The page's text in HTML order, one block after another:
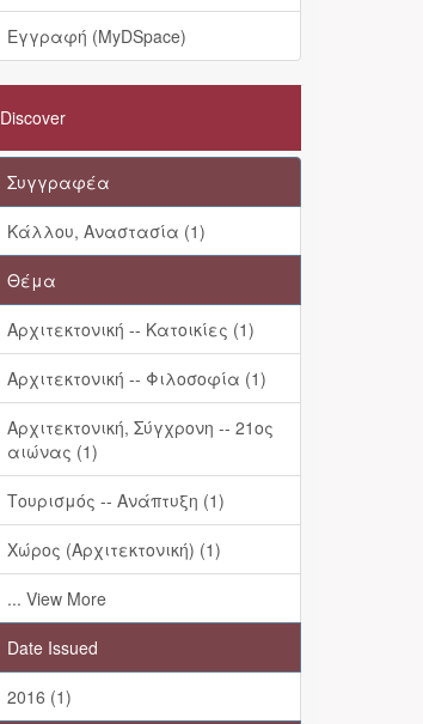
Εγγραφή (MyDSpace)
Discover
Συγγραφέα
Κάλλου, Αναστασία (1)
Θέμα
Αρχιτεκτονική -- Κατοικίες (1)
Αρχιτεκτονική -- Φιλοσοφία (1)
Αρχιτεκτονική, Σύγχρονη -- 21ος
αιώνας (1)
Τουρισμός -- Ανάπτυξη (1)
Χώρος (Αρχιτεκτονική) (1)
... View More
Date Issued
2016 (1)